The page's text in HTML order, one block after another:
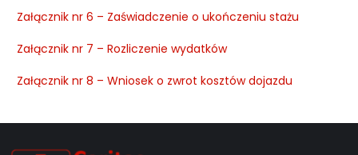
Załącznik nr 6 – Zaświadczenie o ukończeniu stażu
Załącznik nr 7 – Rozliczenie wydatków
Załącznik nr 8 – Wniosek o zwrot kosztów dojazdu